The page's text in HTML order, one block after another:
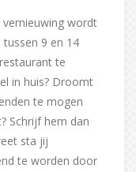
vernieuwing wordt
9 en 14
te
in huis? Droomt
te mogen
Schrijf hem dan
sta jij
te worden door